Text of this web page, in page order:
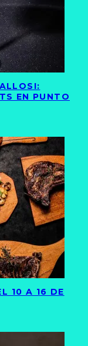
EN PUNTO
10 A 16 DE